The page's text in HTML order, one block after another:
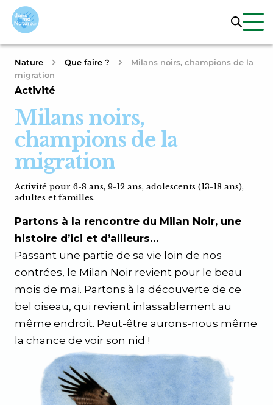
Nature Que faire ?
Milans noirs, champions de la
migration
Activité
Milans noirs,
champions de la
migration
Activité pour 6-8 ans, 9-12 ans, adolescents (13-18 ans),
adultes et familles.
Partons à la rencontre du Milan Noir, une
histoire d’ici et d’ailleurs…
Passant une partie de sa vie loin de nos
contrées, le Milan Noir revient pour le beau
mois de mai. Partons à la découverte de ce
bel oiseau, qui revient inlassablement au
même endroit. Peut-être aurons-nous même
la chance de voir son nid !